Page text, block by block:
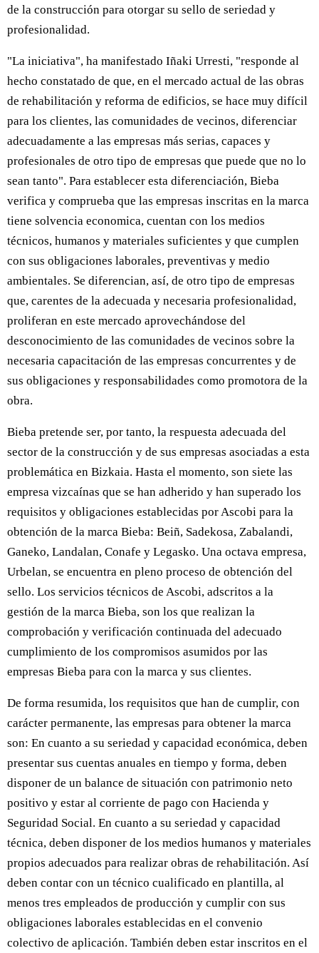
de la construcción para otorgar su sello de seriedad y
profesionalidad.
"La iniciativa", ha manifestado Iñaki Urresti, "responde al
hecho constatado de que, en el mercado actual de las obras
de rehabilitación y reforma de edificios, se hace muy difícil
para los clientes, las comunidades de vecinos, diferenciar
adecuadamente a las empresas más serias, capaces y
profesionales de otro tipo de empresas que puede que no lo
sean tanto". Para establecer esta diferenciación, Bieba
verifica y comprueba que las empresas inscritas en la marca
tiene solvencia economica, cuentan con los medios
técnicos, humanos y materiales suficientes y que cumplen
con sus obligaciones laborales, preventivas y medio
ambientales. Se diferencian, así, de otro tipo de empresas
que, carentes de la adecuada y necesaria profesionalidad,
proliferan en este mercado aprovechándose del
desconocimiento de las comunidades de vecinos sobre la
necesaria capacitación de las empresas concurrentes y de
sus obligaciones y responsabilidades como promotora de la
obra.
Bieba pretende ser, por tanto, la respuesta adecuada del
sector de la construcción y de sus empresas asociadas a esta
problemática en Bizkaia. Hasta el momento, son siete las
empresa vizcaínas que se han adherido y han superado los
requisitos y obligaciones establecidas por Ascobi para la
obtención de la marca Bieba: Beiñ, Sadekosa, Zabalandi,
Ganeko, Landalan, Conafe y Legasko. Una octava empresa,
Urbelan, se encuentra en pleno proceso de obtención del
sello. Los servicios técnicos de Ascobi, adscritos a la
gestión de la marca Bieba, son los que realizan la
comprobación y verificación continuada del adecuado
cumplimiento de los compromisos asumidos por las
empresas Bieba para con la marca y sus clientes.
De forma resumida, los requisitos que han de cumplir, con
carácter permanente, las empresas para obtener la marca
son: En cuanto a su seriedad y capacidad económica, deben
presentar sus cuentas anuales en tiempo y forma, deben
disponer de un balance de situación con patrimonio neto
positivo y estar al corriente de pago con Hacienda y
Seguridad Social. En cuanto a su seriedad y capacidad
técnica, deben disponer de los medios humanos y materiales
propios adecuados para realizar obras de rehabilitación. Así
deben contar con un técnico cualificado en plantilla, al
menos tres empleados de producción y cumplir con sus
obligaciones laborales establecidas en el convenio
colectivo de aplicación. También deben estar inscritos en el